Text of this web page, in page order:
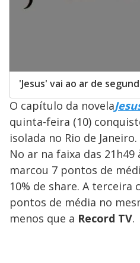
'Jesus' vai ao ar de
O capítulo da novela
quinta-feira (10)
isolada no Rio de Janeiro.
No ar na faixa das
marcou 7 pontos de
10% de share. A terceira
pontos de média no
menos que a Record TV.